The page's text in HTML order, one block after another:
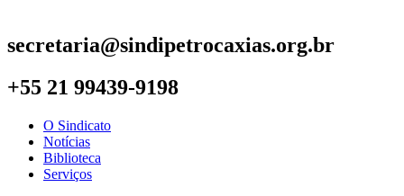
secretaria@sindipetrocaxias.org.br
+55 21 99439-9198
O Sindicato
Notícias
Biblioteca
Serviços